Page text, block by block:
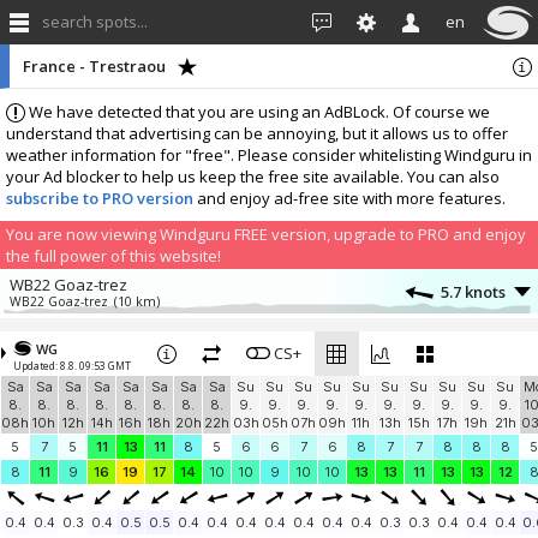
search spots... en
We have detected that you are using an AdBLock. Of course we
understand that advertising can be annoying, but it allows us to offer
weather information for "free". Please consider whitelisting Windguru in
your Ad blocker to help us keep the free site available. You can also
subscribe to PRO version and enjoy ad-free site with more features.
You are now viewing Windguru FREE version, upgrade to PRO and enjoy
the full power of this website!
France - Trestraou
WB22 Goaz-trez
WB22 Goaz-trez (10 km)
5.7 knots
WB22 Ile-Grande (8.6 km)
France, penvénan
Aan port blanc (10 km) 4.9 knots
More stations:
Trébeurden
Pors Raden (11.1 km)
6.9 knots
MeteoWind 842
OpenWindMap 842 (18.5 km)
2.4 knots
Club ULM La Paimpolaise KERFOT
WG
Updated: 8.8. 09:53 GMT
CS+
Sa
8.
08h
Sa
8.
10h
Sa
8.
12h
Sa
8.
14h
Sa
8.
16h
Sa
8.
18h
Sa
8.
20h
Sa
8.
22h
Su
9.
03h
Su
9.
05h
Su
9.
07h
Su
9.
09h
Su
9.
11h
Su
9.
13h
Su
9.
15h
Su
9.
17h
Su
9.
19h
Su
9.
21h
5
7 5 11 13 11 8 5 6 6 7 6 8 7 7 8 8 8
5
8
11 9 16 19 17 14 10 10 9 10 10 13 13 11 13 13 12 8
0.4 0.4 0.3 0.4 0.5 0.5 0.4 0.4 0.4 0.4 0.4 0.4 0.4 0.3 0.3 0.4 0.4 0.4